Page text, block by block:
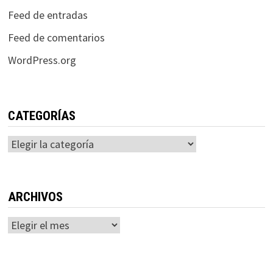
Feed de entradas
Feed de comentarios
WordPress.org
CATEGORÍAS
Categorías
ARCHIVOS
Archivos